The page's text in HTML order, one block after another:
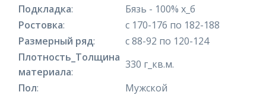
Подкладка:
Бязь - 100% х_б
Ростовка:
с 170-176 по 182-188
Размерный ряд:
с 88-92 по 120-124
Плотность_Толщина
материала:
330 г_кв.м.
Пол:
Мужской